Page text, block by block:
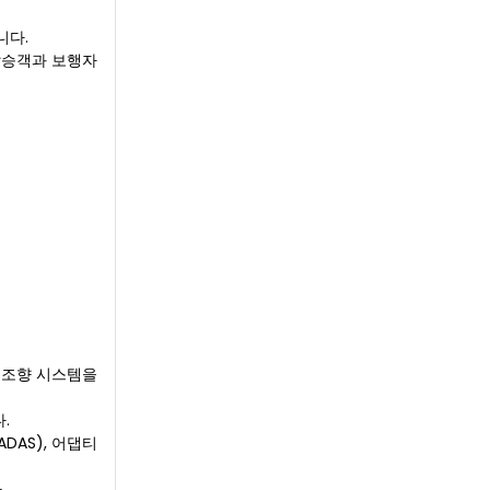
다.
객과 보행자
향 시스템을
.
어댑티